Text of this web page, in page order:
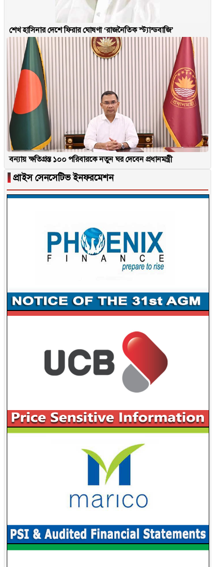
শেখ হাসিনার দেশে ফিরার ঘোষণা ‘রাজনৈতিক স্ট্যান্ডবাজি’
বন্যায় ক্ষতিগ্রস্ত ১০০ পরিবারকে নতুন ঘর দেবেন প্রধানমন্ত্রী
▐ প্রাইস সেনসেটিভ ইনফরমেশন